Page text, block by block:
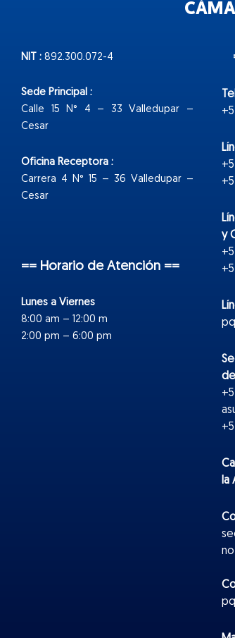
NIT : 892.300.072-4
Sede Principal :
Calle 15 N° 4 – 33 Valledupar –
Cesar
Oficina Receptora :
Carrera 4 N° 15 – 36 Valledupar –
Cesar
== Horario de Atención ==
Lunes a Viernes
8:00 am – 12:00 m
2:00 pm – 6:00 pm
y
la